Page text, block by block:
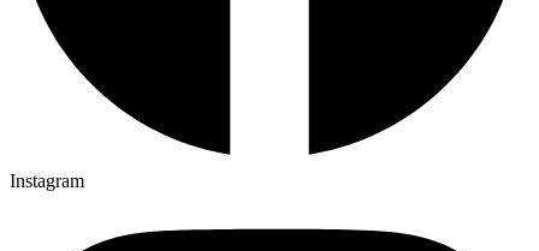
Instagram